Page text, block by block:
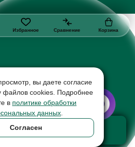
в корзину
на сумму 488 ₽
Избранное Сравнение Корзина
вы даете согласие
файлов cookies. Подробнее
в политике обработки
данных
Согласен